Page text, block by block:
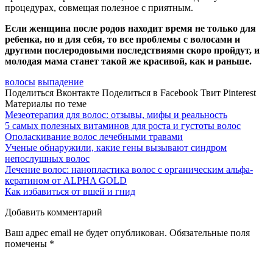
процедурах, совмещая полезное с приятным.
Если женщина после родов находит время не только для
ребенка, но и для себя, то все проблемы с волосами и
другими послеродовыми последствиями скоро пройдут, и
молодая мама станет такой же красивой, как и раньше.
волосы выпадение
Поделиться Вконтакте Поделиться в Facebook Твит Pinterest
Материалы по теме
Мезеотерапия для волос: отзывы, мифы и реальность
5 самых полезных витаминов для роста и густоты волос
Ополаскивание волос лечебными травами
Ученые обнаружили, какие гены вызывают синдром
непослушных волос
Лечение волос: нанопластика волос с органическим альфа-
кератином от ALPHA GOLD
Как избавиться от вшей и гнид
Добавить комментарий
Ваш адрес email не будет опубликован. Обязательные поля
помечены *